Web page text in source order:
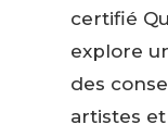
certifié
explore
des
artistes